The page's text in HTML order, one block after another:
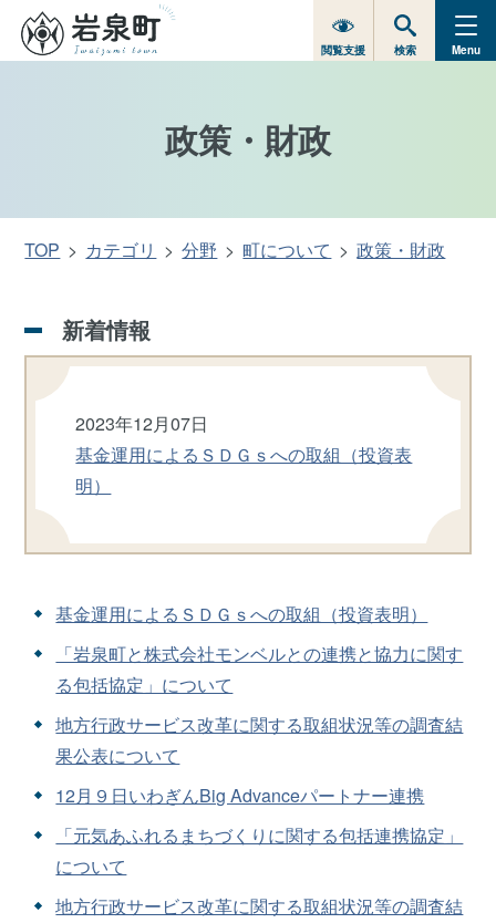
閲覧支援 検索 Menu
政策・財政
TOP カテゴリ 分野 町について 政策・財政
新着情報
2023年12月07日
基金運用によるＳＤＧｓへの取組（投資表
明）
基金運用によるＳＤＧｓへの取組（投資表明）
「岩泉町と株式会社モンベルとの連携と協力に関す
る包括協定」について
地方行政サービス改革に関する取組状況等の調査結
果公表について
12月９日いわぎんBig Advanceパートナー連携
「元気あふれるまちづくりに関する包括連携協定」
について
地方行政サービス改革に関する取組状況等の調査結